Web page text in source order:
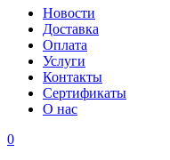
Новости
Доставка
Оплата
Услуги
Контакты
Cертификаты
О нас
0